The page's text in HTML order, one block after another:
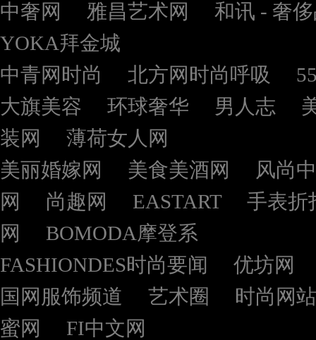
中奢网 雅昌艺术网
和讯 - 奢
YOKA拜金城
中青网时尚
北方网时尚呼吸
大旗美容
环球奢华 男人志
装网
薄荷女人网
美丽婚嫁网
美食美酒网
风尚
网
尚趣网 EASTART
手表折
网
BOMODA摩登系
FASHIONDES时尚要闻
优坊网
国网服饰频道
艺术圈
时尚网站
蜜网
FI中文网